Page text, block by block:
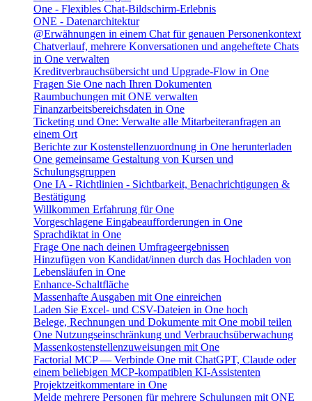
One - Flexibles Chat-Bildschirm-Erlebnis
ONE - Datenarchitektur
@Erwähnungen in einem Chat für genauen Personenkontext
Chatverlauf, mehrere Konversationen und angeheftete Chats
in One verwalten
Kreditverbrauchsübersicht und Upgrade-Flow in One
Fragen Sie One nach Ihren Dokumenten
Raumbuchungen mit ONE verwalten
Finanzarbeitsbereichsdaten in One
Ticketing und One: Verwalte alle Mitarbeiteranfragen an
einem Ort
Berichte zur Kostenstellenzuordnung in One herunterladen
One gemeinsame Gestaltung von Kursen und
Schulungsgruppen
One IA - Richtlinien - Sichtbarkeit, Benachrichtigungen &
Bestätigung
Willkommen Erfahrung für One
Vorgeschlagene Eingabeaufforderungen in One
Sprachdiktat in One
Frage One nach deinen Umfrageergebnissen
Hinzufügen von Kandidat/innen durch das Hochladen von
Lebensläufen in One
Enhance-Schaltfläche
Massenhafte Ausgaben mit One einreichen
Laden Sie Excel- und CSV-Dateien in One hoch
Belege, Rechnungen und Dokumente mit One mobil teilen
One Nutzungseinschränkung und Verbrauchsüberwachung
Massenkostenstellenzuweisungen mit One
Factorial MCP — Verbinde One mit ChatGPT, Claude oder
einem beliebigen MCP-kompatiblen KI-Assistenten
Projektzeitkommentare in One
Melde mehrere Personen für mehrere Schulungen mit ONE